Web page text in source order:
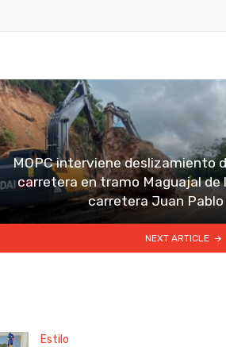
MOPC interviene deslizamiento
carretera en tramo Maguajal de
carretera Juan Pablo
NEXT ARTICLE
Estilo